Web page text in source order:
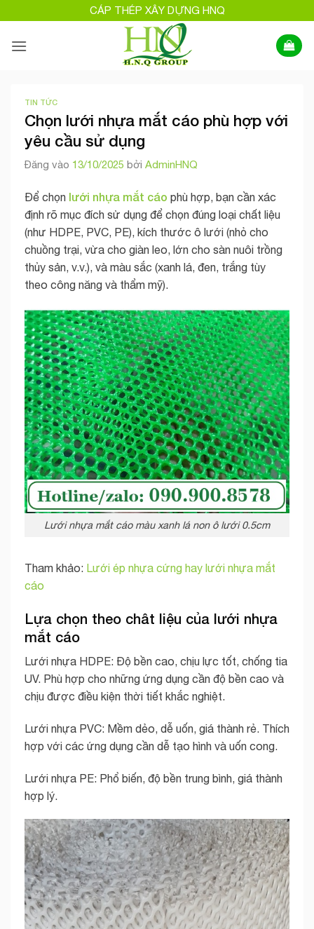
qua
nội
CÁP THÉP XÂY DỰNG HNQ
TIN TỨC
Chọn lưới nhựa mắt cáo phù hợp với
yêu cầu sử dụng
Đăng vào 13/10/2025 bởi AdminHNQ
Để chọn lưới nhựa mắt cáo phù hợp, bạn cần xác
định rõ mục đích sử dụng để chọn đúng loại chất liệu
(như HDPE, PVC, PE), kích thước ô lưới (nhỏ cho
chuồng trại, vừa cho giàn leo, lớn cho sàn nuôi trồng
thủy sản, v.v.), và màu sắc (xanh lá, đen, trắng tùy
theo công năng và thẩm mỹ).
Lưới nhựa mắt cáo màu xanh lá non ô lưới 0.5cm
Tham khảo: Lưới ép nhựa cứng hay lưới nhựa mắt
cáo
Lựa chọn theo chât liệu của lưới nhựa
mắt cáo
Lưới nhựa HDPE: Độ bền cao, chịu lực tốt, chống tia
UV. Phù hợp cho những ứng dụng cần độ bền cao và
chịu được điều kiện thời tiết khắc nghiệt.
Lưới nhựa PVC: Mềm dẻo, dễ uốn, giá thành rẻ. Thích
hợp với các ứng dụng cần dễ tạo hình và uốn cong.
Lưới nhựa PE: Phổ biến, độ bền trung bình, giá thành
hợp lý.